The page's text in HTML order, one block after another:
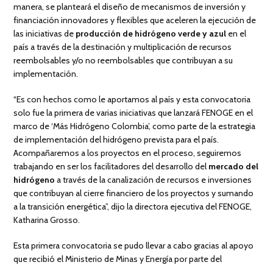
manera, se planteará el diseño de mecanismos de inversión y
financiación innovadores y flexibles que aceleren la ejecución de
las iniciativas de producción de hidrógeno verde y azul en el
país a través de la destinación y multiplicación de recursos
reembolsables y/o no reembolsables que contribuyan a su
implementación.
“Es con hechos como le aportamos al país y esta convocatoria
solo fue la primera de varias iniciativas que lanzará FENOGE en el
marco de ‘Más Hidrógeno Colombia’, como parte de la estrategia
de implementación del hidrógeno prevista para el país.
Acompañaremos a los proyectos en el proceso, seguiremos
trabajando en ser los facilitadores del desarrollo del mercado del
hidrógeno a través de la canalización de recursos e inversiones
que contribuyan al cierre financiero de los proyectos y sumando
a la transición energética”, dijo la directora ejecutiva del FENOGE,
Katharina Grosso.
Esta primera convocatoria se pudo llevar a cabo gracias al apoyo
que recibió el Ministerio de Minas y Energía por parte del